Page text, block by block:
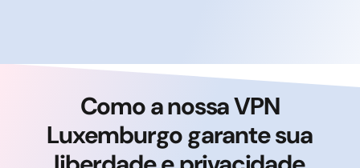
Como a nossa VPN
Luxemburgo garante sua